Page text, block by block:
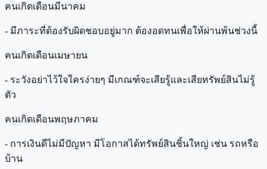
คนเกิดเดือนมีนาคม
- มีภาระที่ต้องรับผิดชอบอยู่มาก ต้องอดทนเพื่อให้ผ่านพ้นช่วงนี้
คนเกิดเดือนเมษายน
- ระวังอย่าไว้ใจใครง่ายๆ มีเกณฑ์จะเสียรู้และเสียทรัพย์สินไม่รู้
ตัว
คนเกิดเดือนพฤษภาคม
- การเงินดีไม่มีปัญหา มีโอกาสได้ทรัพย์สินชิ้นใหญ่ เช่น รถหรือ
บ้าน